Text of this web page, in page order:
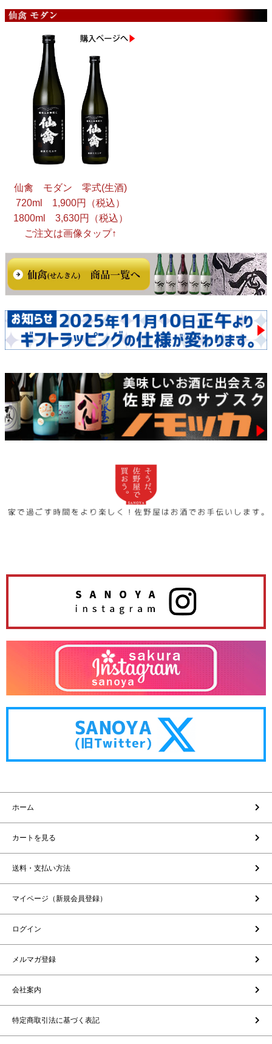
仙禽 モダン 零式(生酒)
720ml 1,900円（税込）
1800ml 3,630円（税込）
ご注文は画像タップ↑
ホーム
カートを見る
送料・支払い方法
マイページ（新規会員登録）
ログイン
メルマガ登録
会社案内
特定商取引法に基づく表記